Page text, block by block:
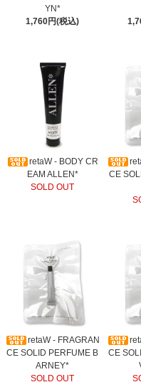
YN*
1,760円(税込)
retaW - BODY CR
EAM ALLEN*
SOLD OUT
CE
retaW - FRAGRAN
CE SOLID PERFUME B
ARNEY*
SOLD OUT
CE